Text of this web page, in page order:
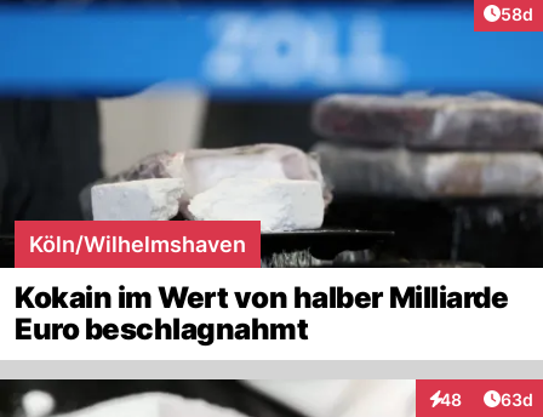
58d
Köln/Wilhelmshaven
Kokain im Wert von halber Milliarde
Euro beschlagnahmt
48
Interaktionen
63d